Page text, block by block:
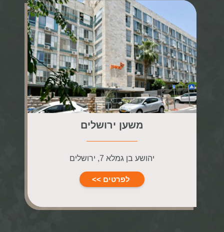
משען ירושלים
יהושע בן גמלא 7, ירושלים
לפרטים >>